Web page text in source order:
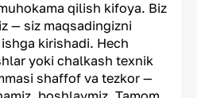
qilish kifoya. Biz
— siz maqsadingizni
kirishadi. Hech
yoki chalkash texnik
shaffof va tezkor —